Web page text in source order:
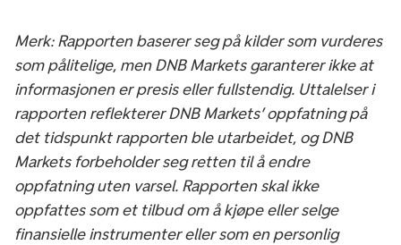
Merk: Rapporten baserer seg på kilder som vurderes
som pålitelige, men DNB Markets garanterer ikke at
informasjonen er presis eller fullstendig. Uttalelser i
rapporten reflekterer DNB Markets’ oppfatning på
det tidspunkt rapporten ble utarbeidet, og DNB
Markets forbeholder seg retten til å endre
oppfatning uten varsel. Rapporten skal ikke
oppfattes som et tilbud om å kjøpe eller selge
finansielle instrumenter eller som en personlig